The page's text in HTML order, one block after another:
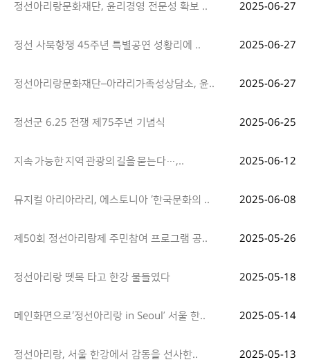
정선아리랑문화재단, 윤리경영 전문성 확보 .. 2025-06-27
정선 사북항쟁 45주년 특별공연 성황리에 .. 2025-06-27
정선아리랑문화재단–아라리가족성상담소, 윤.. 2025-06-27
정선군 6.25 전쟁 제75주년 기념식 2025-06-25
지속 가능한 지역 관광의 길을 묻는다…,.. 2025-06-12
뮤지컬 아리아라리, 에스토니아 ‘한국문화의 .. 2025-06-08
제50회 정선아리랑제 주민참여 프로그램 공.. 2025-05-26
정선아리랑 뗏목 타고 한강 물들였다 2025-05-18
메인화면으로‘정선아리랑 in Seoul’ 서울 한.. 2025-05-14
정선아리랑, 서울 한강에서 감동을 선사한.. 2025-05-13